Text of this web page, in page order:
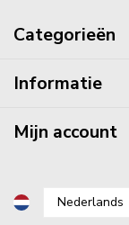
Categorieën
Informatie
Mijn account